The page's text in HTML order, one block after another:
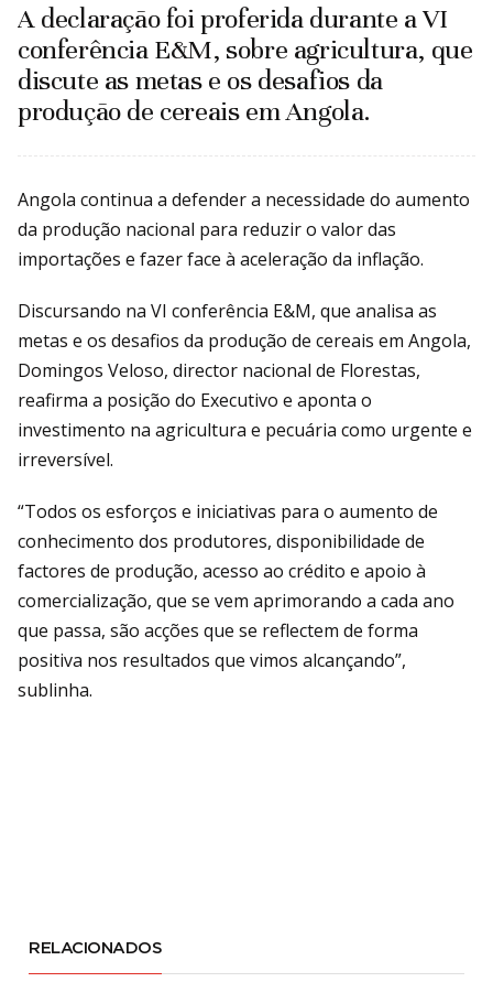
A declaração foi proferida durante a VI
conferência E&M, sobre agricultura, que
discute as metas e os desafios da
produção de cereais em Angola.
Angola continua a defender a necessidade do aumento
da produção nacional para reduzir o valor das
importações e fazer face à aceleração da inflação.
Discursando na VI conferência E&M, que analisa as
metas e os desafios da produção de cereais em Angola,
Domingos Veloso, director nacional de Florestas,
reafirma a posição do Executivo e aponta o
investimento na agricultura e pecuária como urgente e
irreversível.
“Todos os esforços e iniciativas para o aumento de
conhecimento dos produtores, disponibilidade de
factores de produção, acesso ao crédito e apoio à
comercialização, que se vem aprimorando a cada ano
que passa, são acções que se reflectem de forma
positiva nos resultados que vimos alcançando”,
sublinha.
RELACIONADOS